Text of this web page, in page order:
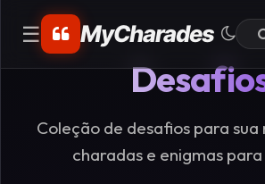
☰ MyCharades
Matemáticos
Coleção de desafios para
charadas e enigmas